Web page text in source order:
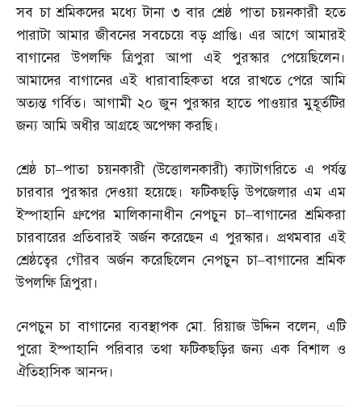
সব চা শ্রমিকদের মধ্যে টানা ৩ বার শ্রেষ্ঠ পাতা চয়নকারী হতে
পারাটা আমার জীবনের সবচেয়ে বড় প্রাপ্তি। এর আগে আমারই
বাগানের উপলক্ষি ত্রিপুরা আপা এই পুরস্কার পেয়েছিলেন।
আমাদের বাগানের এই ধারাবাহিকতা ধরে রাখতে পেরে আমি
অত্যন্ত গর্বিত। আগামী ২০ জুন পুরস্কার হাতে পাওয়ার মুহূর্তটির
জন্য আমি অধীর আগ্রহে অপেক্ষা করছি।
শ্রেষ্ঠ চা–পাতা চয়নকারী (উত্তোলনকারী)ক্যাটাগরিতে এ পর্যন্ত
চারবার পুরস্কার দেওয়া হয়েছে। ফটিকছড়ি উপজেলার এম এম
ইস্পাহানি গ্রুপের মালিকানাধীন নেপচুন চা–বাগানের শ্রমিকরা
চারবারের প্রতিবারই অর্জন করেছেন এ পুরস্কার। প্রথমবার এই
শ্রেষ্ঠত্বের গৌরব অর্জন করেছিলেন নেপচুন চা–বাগানের শ্রমিক
উপলক্ষি ত্রিপুরা।
নেপচুন চা বাগানের ব্যবস্থাপক মো.রিয়াজ উদ্দিন বলেন, এটি
পুরো ইস্পাহানি পরিবার তথা ফটিকছড়ির জন্য এক বিশাল ও
ঐতিহাসিক আনন্দ।